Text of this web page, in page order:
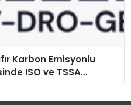
Karbon Emisyonlu
ISO ve TSSA